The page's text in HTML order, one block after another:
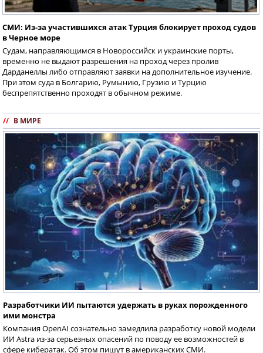
СМИ: Из-за участившихся атак Турция блокирует проход судов
в Черное море
Судам, направляющимся в Новороссийск и украинские порты,
временно не выдают разрешения на проход через пролив
Дарданеллы либо отправляют заявки на дополнительное изучение.
При этом суда в Болгарию, Румынию, Грузию и Турцию
беспрепятственно проходят в обычном режиме.
// В МИРЕ
Разработчики ИИ пытаются удержать в руках порожденного
ими монстра
Компания OpenAI сознательно замедлила разработку новой модели
ИИ Astra из-за серьезных опасений по поводу ее возможностей в
сфере кибератак. Об этом пишут в американских СМИ.